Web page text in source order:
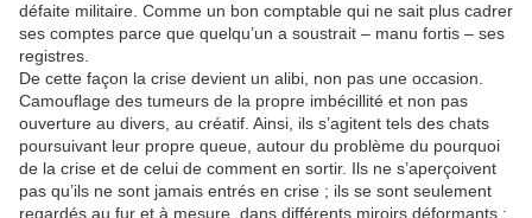
défaite militaire. Comme un bon comptable qui ne sait plus cadrer
ses comptes parce que quelqu’un a soustrait – manu fortis – ses
registres.
De cette façon la crise devient un alibi, non pas une occasion.
Camouflage des tumeurs de la propre imbécillité et non pas
ouverture au divers, au créatif. Ainsi, ils s’agitent tels des chats
poursuivant leur propre queue, autour du problème du pourquoi
de la crise et de celui de comment en sortir. Ils ne s’aperçoivent
pas qu’ils ne sont jamais entrés en crise ; ils se sont seulement
regardés au fur et à mesure, dans différents miroirs déformants :